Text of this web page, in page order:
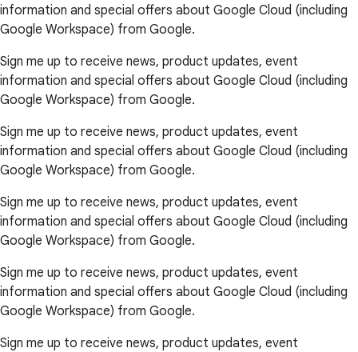
information and special offers about Google Cloud (including
Google Workspace) from Google.
Sign me up to receive news, product updates, event
information and special offers about Google Cloud (including
Google Workspace) from Google.
Sign me up to receive news, product updates, event
information and special offers about Google Cloud (including
Google Workspace) from Google.
Sign me up to receive news, product updates, event
information and special offers about Google Cloud (including
Google Workspace) from Google.
Sign me up to receive news, product updates, event
information and special offers about Google Cloud (including
Google Workspace) from Google.
Sign me up to receive news, product updates, event